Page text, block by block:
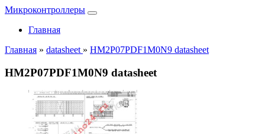
Микроконтроллеры
Главная
Главная » datasheet » HM2P07PDF1M0N9 datasheet
HM2P07PDF1M0N9 datasheet